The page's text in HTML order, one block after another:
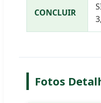
CONCLUIR
Fotos